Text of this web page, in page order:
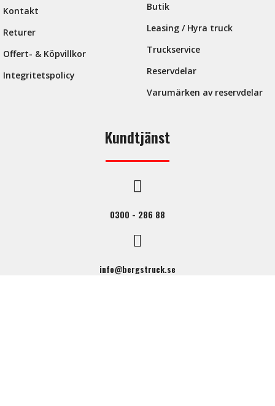
Kontakt
Returer
Offert- & Köpvillkor
Integritetspolicy
Butik
Leasing / Hyra truck
Truckservice
Reservdelar
Varumärken av reservdelar
Kundtjänst
0300 - 286 88
info@bergstruck.se